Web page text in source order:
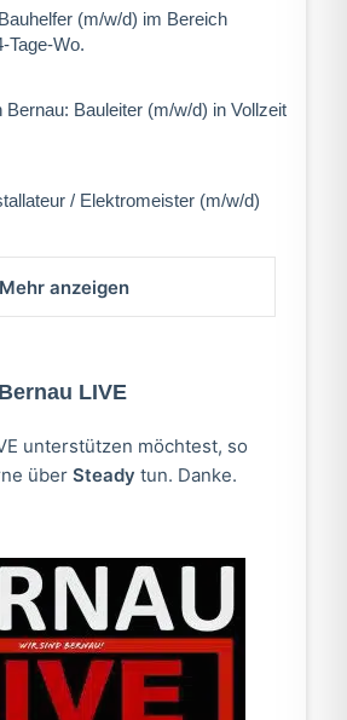
(m/w/d) im Bereich
Tage-Wo.
Bauleiter (m/w/d) in Vollzeit
/ Elektromeister (m/w/d)
Mehr anzeigen
LIVE
unterstützen möchtest, so
über Steady tun. Danke.